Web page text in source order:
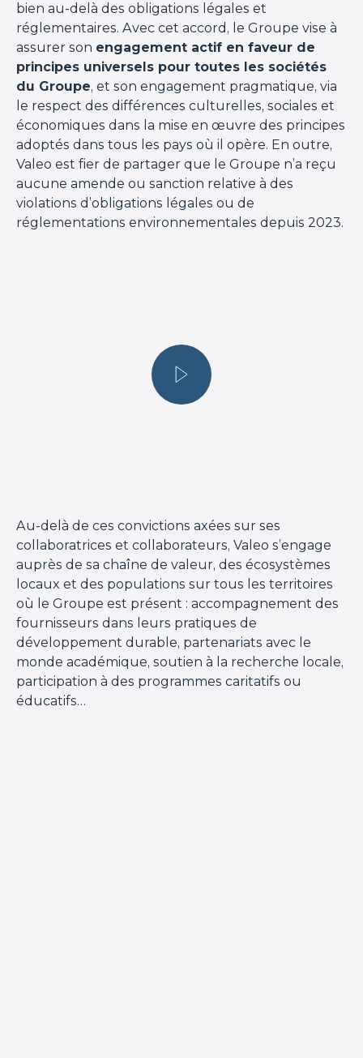
bien au-delà des obligations légales et
réglementaires. Avec cet accord, le Groupe vise à
assurer son engagement actif en faveur de
principes universels pour toutes les sociétés
du Groupe, et son engagement pragmatique, via
le respect des différences culturelles, sociales et
économiques dans la mise en œuvre des principes
adoptés dans tous les pays où il opère. En outre,
Valeo est fier de partager que le Groupe n’a reçu
aucune amende ou sanction relative à des
violations d’obligations légales ou de
réglementations environnementales depuis 2023.
Au-delà de ces convictions axées sur ses
collaboratrices et collaborateurs, Valeo s’engage
auprès de sa chaîne de valeur, des écosystèmes
locaux et des populations sur tous les territoires
où le Groupe est présent : accompagnement des
fournisseurs dans leurs pratiques de
développement durable, partenariats avec le
monde académique, soutien à la recherche locale,
participation à des programmes caritatifs ou
éducatifs…